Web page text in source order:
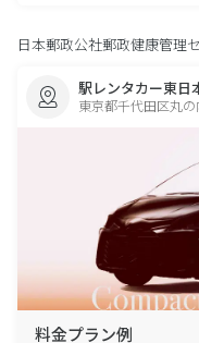
日本郵政公社郵政健康管理
駅レンタカー東日
東京都千代田区丸
料金プラン例